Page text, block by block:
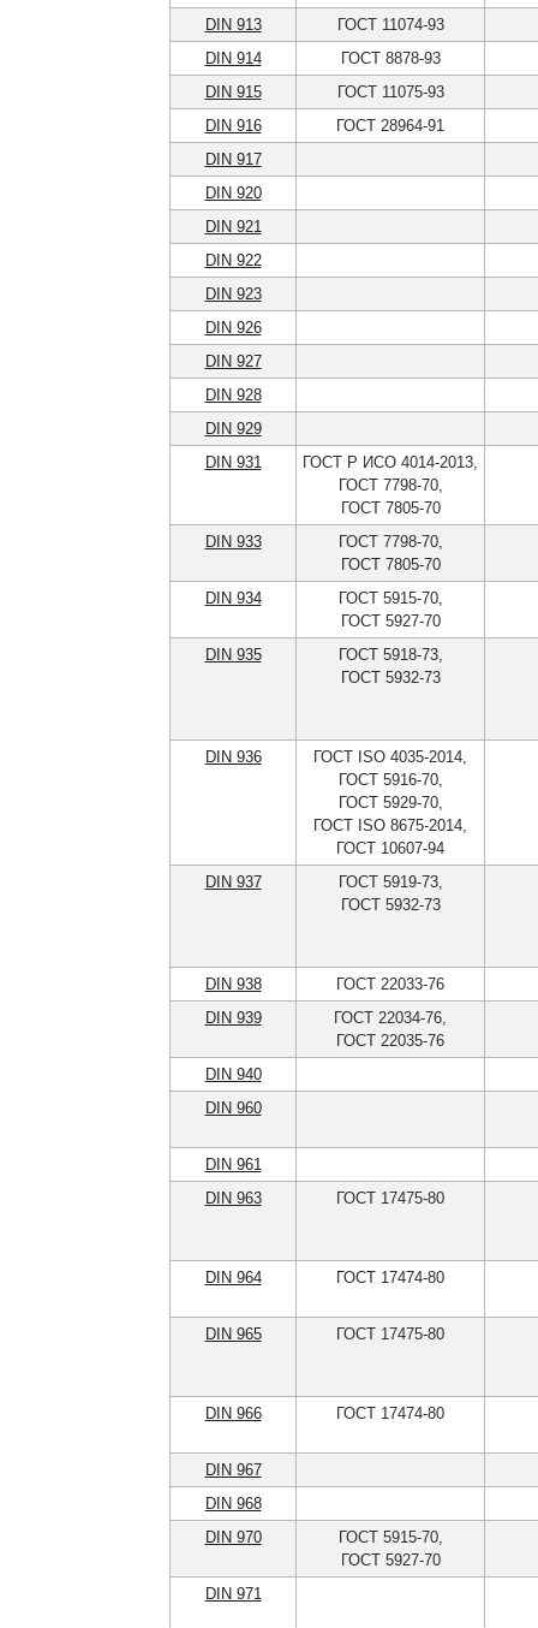
DIN 913
ГОСТ 11074-93
DIN 914
ГОСТ 8878-93
DIN 915
ГОСТ 11075-93
DIN 916
ГОСТ 28964-91
DIN 917
DIN 920
DIN 921
DIN 922
DIN 923
DIN 926
DIN 927
DIN 928
DIN 929
DIN 931
ГОСТ Р ИСО 4014-2013,
ГОСТ 7798-70,
ГОСТ 7805-70
DIN 933
ГОСТ 7798-70,
ГОСТ 7805-70
DIN 934
ГОСТ 5915-70,
ГОСТ 5927-70
DIN 935
ГОСТ 5918-73,
ГОСТ 5932-73
DIN 936
ГОСТ ISO 4035-2014,
ГОСТ 5916-70,
ГОСТ 5929-70,
ГОСТ ISO 8675-2014,
ГОСТ 10607-94
DIN 937
ГОСТ 5919-73,
ГОСТ 5932-73
DIN 938
ГОСТ 22033-76
DIN 939
ГОСТ 22034-76,
ГОСТ 22035-76
DIN 940
DIN 960
DIN 961
DIN 963
ГОСТ 17475-80
DIN 964 ГОСТ 17474-80
DIN 965
ГОСТ 17475-80
DIN 966 ГОСТ 17474-80
DIN 967
DIN 968
DIN 970
ГОСТ 5915-70,
ГОСТ 5927-70
DIN 971